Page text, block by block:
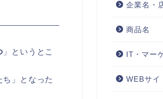
」というとこ
ち」となった
企業名・
商品名
IT・マー
WEBサイ